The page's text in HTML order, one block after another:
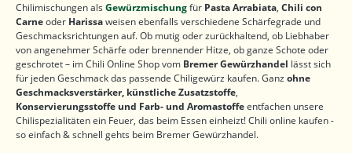
Chilimischungen als Gewürzmischungfür Pasta Arrabiata, Chili con
Carneoder Harissaweisen ebenfalls verschiedene Schärfegrade und
Geschmacksrichtungen auf. Ob mutig oder zurückhaltend, ob Liebhaber
von angenehmer Schärfe oder brennender Hitze, ob ganze Schote oder
geschrotet – im Chili Online Shop vom Bremer Gewürzhandel lässt sich
für jeden Geschmack das passende Chiligewürz kaufen. Ganz ohne
Geschmacksverstärker, künstliche Zusatzstoffe,
Konservierungsstoffe und Farb- und Aromastoffeentfachen unsere
Chilispezialitäten ein Feuer, das beim Essen einheizt! Chili online kaufen -
so einfach & schnell gehts beim Bremer Gewürzhandel.